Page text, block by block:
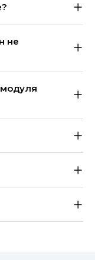
не
модуля